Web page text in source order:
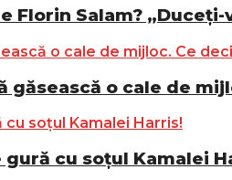
Florin Salam?
găsească o cale de
cu soțul Kamalei